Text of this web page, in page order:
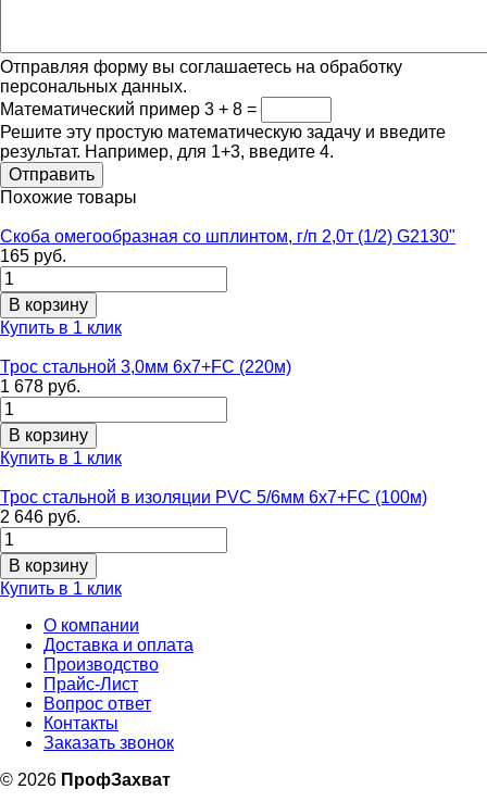
Отправляя форму вы соглашаетесь на обработку
персональных данных.
Математический пример 3 + 8 =
Решите эту простую математическую задачу и введите
результат. Например, для 1+3, введите 4.
Похожие товары
Скоба омегообразная со шплинтом, г/п 2,0т (1/2) G2130"
165 руб.
Купить в 1 клик
Трос стальной 3,0мм 6х7+FC (220м)
1 678 руб.
Купить в 1 клик
Трос стальной в изоляции PVC 5/6мм 6х7+FC (100м)
2 646 руб.
Купить в 1 клик
О компании
Доставка и оплата
Производство
Прайс-Лист
Вопрос ответ
Контакты
Заказать звонок
© 2026 ПрофЗахват